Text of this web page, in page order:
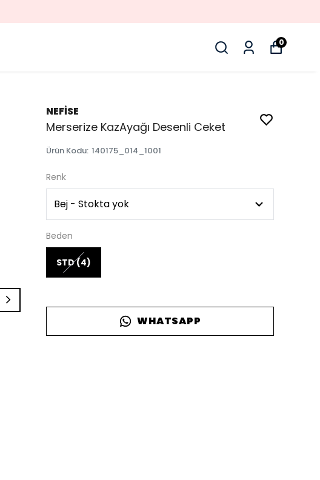
0
NEFİSE
Merserize KazAyağı Desenli Ceket
Ürün Kodu: 140175_014_1001
Renk
Beden
STD (4)
WHATSAPP